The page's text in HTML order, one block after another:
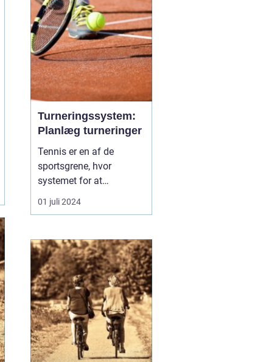
til både sportsklubber,
skoler, foreninger ...
Turneringssystem:
Planlæg turneringer
Tennis er en af de
sportsgrene, hvor
systemet for at
arrangere turneringer har
afgørende betydning for
effektiv konkurrence. Når
en tennis turnering
organiseres, er der en
lang række aspekter at
vurdere, herunder
seeding, turnerin...
01 juli 2024